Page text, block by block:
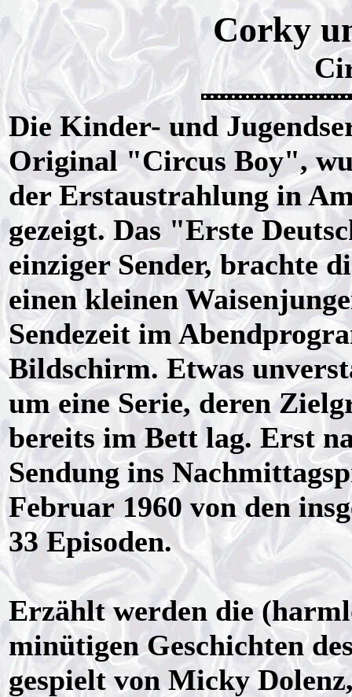
Corky
Die Kinder- und
Original "Circus Boy",
der Erstaustrahlung in
gezeigt. Das "Erste
einziger Sender, brachte
einen kleinen
Sendezeit im
Bildschirm. Etwas
um eine Serie, deren
bereits im Bett lag. Erst
Sendung ins
Februar 1960 von den
33 Episoden.
Erzählt werden die
minütigen Geschichten
gespielt von Micky